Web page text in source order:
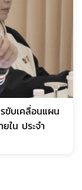
ขับเคลื่อนแผน
ใน ประจำ